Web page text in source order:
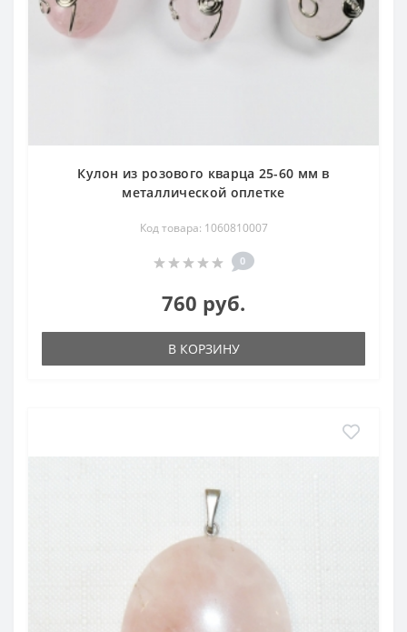
Кулон из розового кварца 25-60 мм в
металлической оплетке
Код товара: 1060810007
0
760 руб.
В КОРЗИНУ